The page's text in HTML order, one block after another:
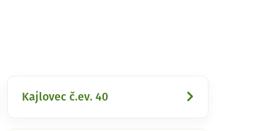
Kajlovec č.ev. 40